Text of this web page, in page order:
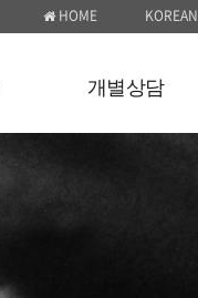
HOME KOREAN
개별상담